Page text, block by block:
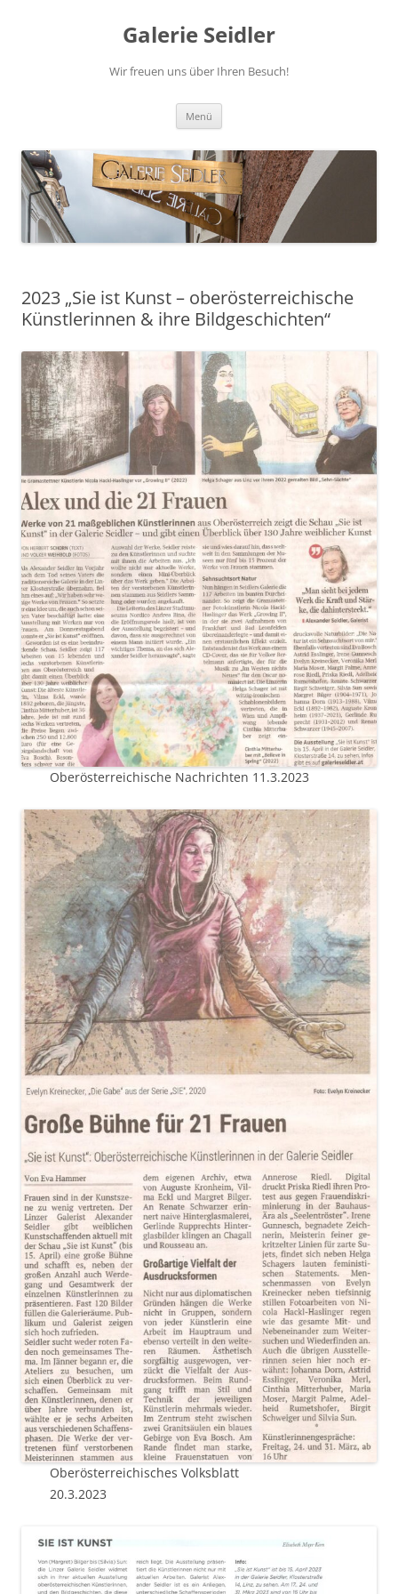
Galerie Seidler
Wir freuen uns über Ihren Besuch!
Menü
2023 „Sie ist Kunst – oberösterreichische
Künstlerinnen & ihre Bildgeschichten“
Oberösterreichische Nachrichten 11.3.2023
Oberösterreichisches Volksblatt
20.3.2023